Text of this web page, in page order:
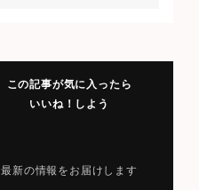
この記事が気に入ったら
いいね！しよう
最新の情報をお届けします